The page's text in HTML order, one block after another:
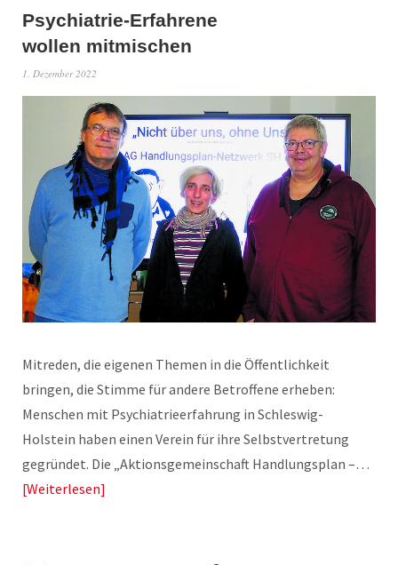
Psychiatrie-Erfahrene
wollen mitmischen
1. Dezember 2022
Mitreden, die eigenen Themen in die Öffentlichkeit
bringen, die Stimme für andere Betroffene erheben:
Menschen mit Psychiatrieerfahrung in Schleswig-
Holstein haben einen Verein für ihre Selbstvertretung
gegründet. Die „Aktionsgemeinschaft Handlungsplan –…
Weiterlesen